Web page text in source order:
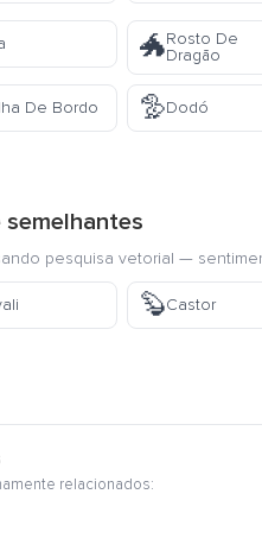
🐲Rosto De
Dragão
De Bordo 🦤Dodó
semelhantes
pesquisa vetorial —
🦫Castor
relacionados: